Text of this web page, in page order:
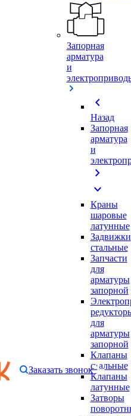
Запорная
арматура
и
chevron_left
Назад
Запорная
арматура
и
chevron_right
expand_more
Краны
шаровые
латунные
Задвижки
стальные
Запчасти
для
арматуры
запорной
для
арматуры
запорной
Клапаны
стальные
Клапаны
латунные
Затворы
Заказать звонок